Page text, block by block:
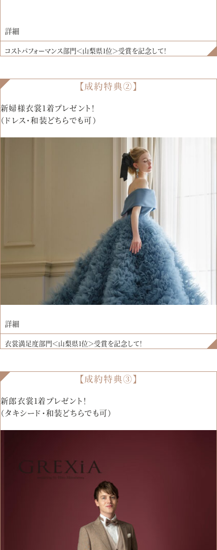
詳細
コストパフォーマンス部門＜山梨県1位＞受賞を記念して！
【成約特典②】
新婦様衣裳1着プレゼント！
（ドレス・和装どちらでも可）
詳細
衣裳満足度部門＜山梨県1位＞受賞を記念して！
【成約特典③】
新郎衣裳1着プレゼント！
（タキシード・和装どちらでも可）